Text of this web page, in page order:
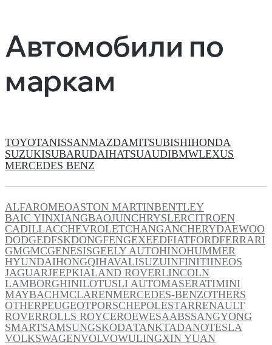
Автомобили по
маркам
TOYOTANISSANMAZDAMITSUBISHIHONDA
SUZUKISUBARUDAIHATSUAUDIBMWLEXUS
MERCEDES BENZ
ALFAROMEOASTON MARTINBENTLEY
BAIC YINXIANGBAOJUNCHRYSLERCITROEN
CADILLACCHEVROLETCHANGANCHERYDAEWOO
DODGEDFSKDONGFENGEXEEDFIATFORDFERRARI
GMGMCGENESISGEELY AUTOHINOHUMMER
HYUNDAIHONGQIHAVALISUZUINFINITIINEOS
JAGUARJEEPKIALAND ROVERLINCOLN
LAMBORGHINILOTUSLI AUTOMASERATIMINI
MAYBACHMCLARENMERCEDES-BENZOTHERS
OTHERPEUGEOTPORSCHEPOLESTARRENAULT
ROVERROLLS ROYCEROEWESAABSSANGYONG
SMARTSAMSUNGSKODATANKTADANOTESLA
VOLKSWAGENVOLVOWULINGXIN YUAN